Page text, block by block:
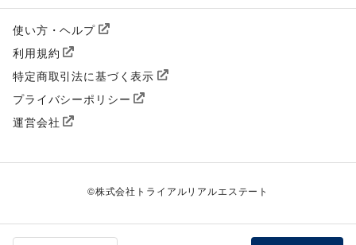
使い方・ヘルプ
利用規約
特定商取引法に基づく表示
プライバシーポリシー
運営会社
©株式会社トライアルリアルエステート